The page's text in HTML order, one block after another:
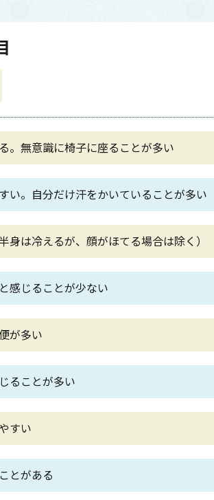
。無意識に椅子に座ることが多い
い。自分だけ汗をかいていることが多い
身は冷えるが、顔がほてる場合は除く）
感じることが少ない
が多い
ることが多い
すい
とがある